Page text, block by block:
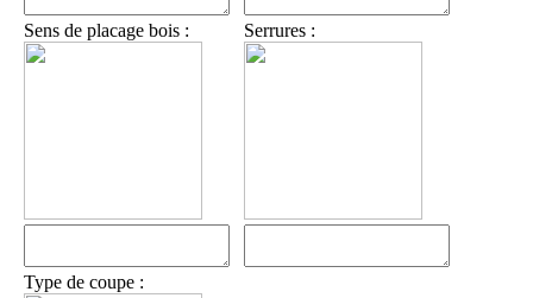
Sens de placage bois :
Type de coupe :
Serrures :